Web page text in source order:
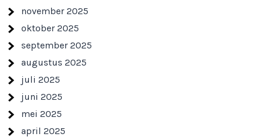
november 2025
oktober 2025
september 2025
augustus 2025
juli 2025
juni 2025
mei 2025
april 2025